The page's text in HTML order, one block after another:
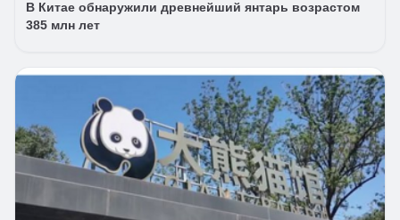
В Китае обнаружили древнейший янтарь возрастом
385 млн лет